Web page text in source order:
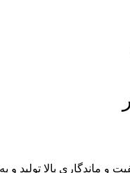
ماندگاری بالا تولید و